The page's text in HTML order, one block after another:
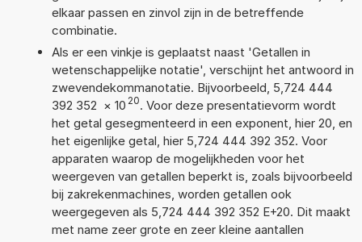
elkaar passen en zinvol zijn in de betreffende
combinatie.
Als er een vinkje is geplaatst naast 'Getallen in
wetenschappelijke notatie', verschijnt het antwoord in
zwevendekommanotatie. Bijvoorbeeld, 5,724 444
392 352 × 10 20. Voor deze presentatievorm wordt
het getal gesegmenteerd in een exponent, hier 20, en
het eigenlijke getal, hier 5,724 444 392 352. Voor
apparaten waarop de mogelijkheden voor het
weergeven van getallen beperkt is, zoals bijvoorbeeld
bij zakrekenmachines, worden getallen ook
weergegeven als 5,724 444 392 352 E+20. Dit maakt
met name zeer grote en zeer kleine aantallen